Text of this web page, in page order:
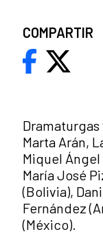
Marta Arán,
Miquel Ángel
María José
(Bolivia),
Fernández
(México).
COMPARTIR